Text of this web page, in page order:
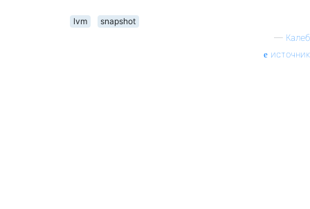
lvm
snapshot
— Калеб
источник